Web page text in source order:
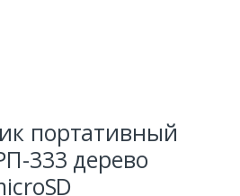
портативный
333 дерево